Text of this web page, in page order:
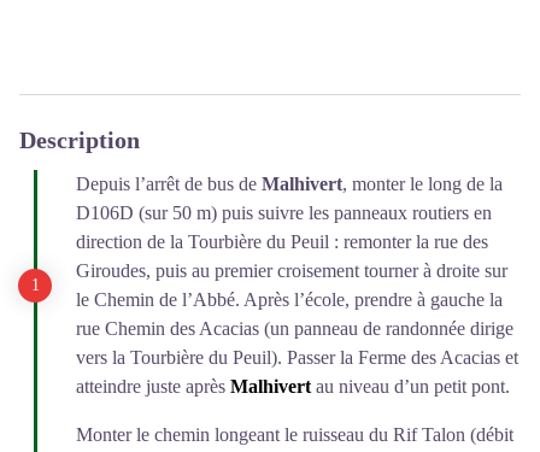
Description
Depuis l’arrêt de bus de Malhivert, monter le long de la
D106D (sur 50 m) puis suivre les panneaux routiers en
direction de la Tourbière du Peuil : remonter la rue des
Giroudes, puis au premier croisement tourner à droite sur
le Chemin de l’Abbé. Après l’école, prendre à gauche la
rue Chemin des Acacias (un panneau de randonnée dirige
vers la Tourbière du Peuil). Passer la Ferme des Acacias et
atteindre juste après Malhivertau niveau d’un petit pont.
Monter le chemin longeant le ruisseau du Rif Talon (débit